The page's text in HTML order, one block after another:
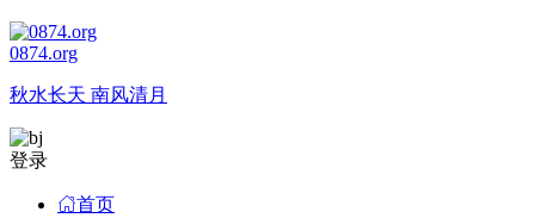
0874.org
秋水长天 南风清月
登录
首页